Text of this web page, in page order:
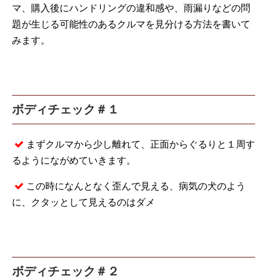
マ、購入後にハンドリングの違和感や、雨漏りなどの問
題が生じる可能性のあるクルマを見分ける方法を書いて
みます。
ボディチェック＃１
まずクルマから少し離れて、正面からぐるりと１周す
るようにながめていきます。
この時になんとなく歪んで見える、病気の犬のよう
に、クタッとして見えるのはダメ
ボディチェック＃２